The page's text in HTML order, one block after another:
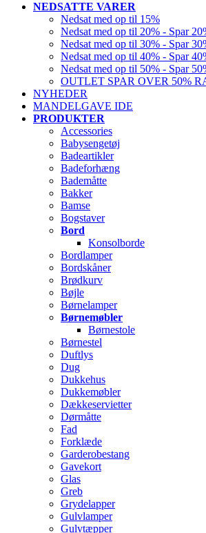
NEDSATTE VARER
Nedsat med op til 15%
Nedsat med op til 20% - Spar
Nedsat med op til 30% - Spar
Nedsat med op til 40% - Spar
Nedsat med op til 50% - Spar
OUTLET SPAR OVER 50%
NYHEDER
MANDELGAVE IDE
PRODUKTER
Accessories
Babysengetøj
Badeartikler
Badeforhæng
Bademåtte
Bakker
Bamse
Bogstaver
Bord
Konsolborde
Bordlamper
Bordskåner
Brødkurv
Bøjle
Børnelamper
Børnemøbler
Børnestole
Børnestel
Duftlys
Dug
Dukkehus
Dukkemøbler
Dækkeservietter
Dørmåtte
Fad
Forklæde
Garderobestang
Gavekort
Glas
Greb
Grydelapper
Gulvlamper
Gulvtæpper